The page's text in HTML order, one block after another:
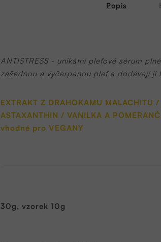
Popis
ANTISTRESS - unikátní pleťové sérum
zašednou a vyčerpanou pleť a dodávají jí
EXTRAKT Z DRAHOKAMU MALACHITU
ASTAXANTHIN / VANILKA A
vhodné pro VEGANY
30g, vzorek 10g